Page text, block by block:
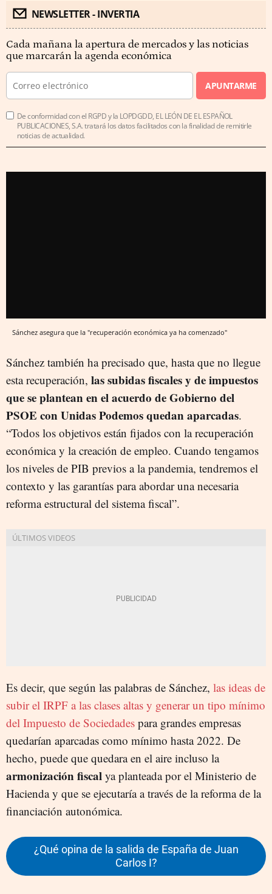
NEWSLETTER - INVERTIA
Cada mañana la apertura de mercados y las noticias
que marcarán la agenda económica
APUNTARME
De conformidad con el RGPD y la LOPDGDD, EL LEÓN DE EL ESPAÑOL
PUBLICACIONES, S.A. tratará los datos facilitados con la finalidad de remitirle
noticias de actualidad.
Sánchez asegura que la "recuperación económica ya ha comenzado"
Sánchez también ha precisado que, hasta que no llegue
esta recuperación, las subidas fiscales y de impuestos
que se plantean en el acuerdo de Gobierno del
PSOE con Unidas Podemos quedan aparcadas.
“Todos los objetivos están fijados con la recuperación
económica y la creación de empleo. Cuando tengamos
los niveles de PIB previos a la pandemia, tendremos el
contexto y las garantías para abordar una necesaria
reforma estructural del sistema fiscal”.
Es decir, que según las palabras de Sánchez, las ideas de
subir el IRPF a las clases altas y generar un tipo mínimo
del Impuesto de Sociedades para grandes empresas
quedarían aparcadas como mínimo hasta 2022. De
hecho, puede que quedara en el aire incluso la
armonización fiscal ya planteada por el Ministerio de
Hacienda y que se ejecutaría a través de la reforma de la
financiación autonómica.
¿Qué opina de la salida de España de Juan
Carlos I?